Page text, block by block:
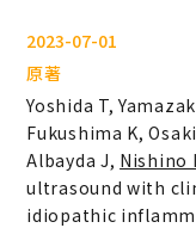
2023-07-01
原著
Yoshida T,
Fukushima K,
Albayda J, Nishino I
ultrasound with
idiopathic